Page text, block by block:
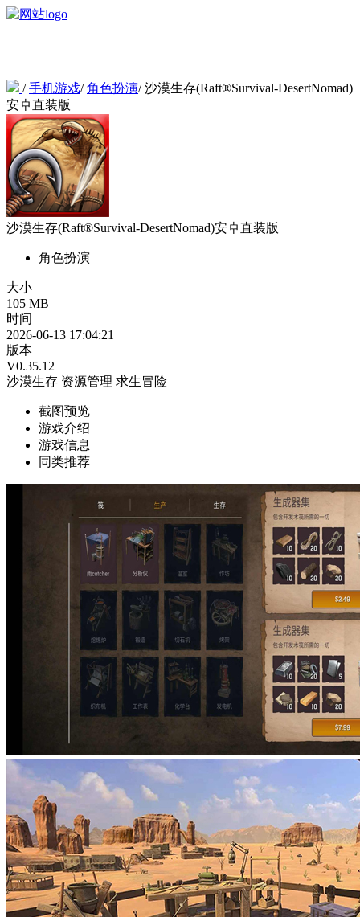
/手机游戏/角色扮演/沙漠生存(Raft®Survival-DesertNomad)
安卓直装版
沙漠生存(Raft®Survival-DesertNomad)安卓直装版
角色扮演
大小
105 MB
时间
2026-06-13 17:04:21
版本
V0.35.12
沙漠生存 资源管理 求生冒险
截图预览
游戏介绍
游戏信息
同类推荐